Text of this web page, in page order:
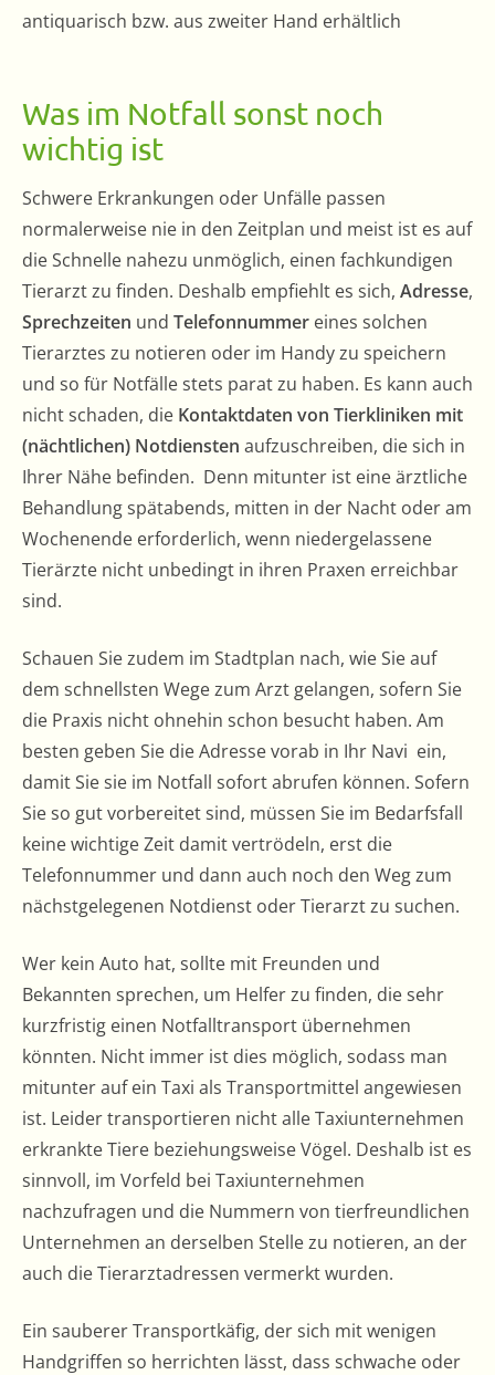
antiquarisch bzw. aus zweiter Hand erhältlich
Was im Notfall sonst noch
wichtig ist
Schwere Erkrankungen oder Unfälle passen
normalerweise nie in den Zeitplan und meist ist es auf
die Schnelle nahezu unmöglich, einen fachkundigen
Tierarzt zu finden. Deshalb empfiehlt es sich, Adresse,
Sprechzeiten und Telefonnummer eines solchen
Tierarztes zu notieren oder im Handy zu speichern
und so für Notfälle stets parat zu haben. Es kann auch
nicht schaden, die Kontaktdaten von Tierkliniken mit
(nächtlichen) Notdiensten aufzuschreiben, die sich in
Ihrer Nähe befinden. Denn mitunter ist eine ärztliche
Behandlung spätabends, mitten in der Nacht oder am
Wochenende erforderlich, wenn niedergelassene
Tierärzte nicht unbedingt in ihren Praxen erreichbar
sind.
Schauen Sie zudem im Stadtplan nach, wie Sie auf
dem schnellsten Wege zum Arzt gelangen, sofern Sie
die Praxis nicht ohnehin schon besucht haben. Am
besten geben Sie die Adresse vorab in Ihr Navi ein,
damit Sie sie im Notfall sofort abrufen können. Sofern
Sie so gut vorbereitet sind, müssen Sie im Bedarfsfall
keine wichtige Zeit damit vertrödeln, erst die
Telefonnummer und dann auch noch den Weg zum
nächstgelegenen Notdienst oder Tierarzt zu suchen.
Wer kein Auto hat, sollte mit Freunden und
Bekannten sprechen, um Helfer zu finden, die sehr
kurzfristig einen Notfalltransport übernehmen
könnten. Nicht immer ist dies möglich, sodass man
mitunter auf ein Taxi als Transportmittel angewiesen
ist. Leider transportieren nicht alle Taxiunternehmen
erkrankte Tiere beziehungsweise Vögel. Deshalb ist es
sinnvoll, im Vorfeld bei Taxiunternehmen
nachzufragen und die Nummern von tierfreundlichen
Unternehmen an derselben Stelle zu notieren, an der
auch die Tierarztadressen vermerkt wurden.
Ein sauberer Transportkäfig, der sich mit wenigen
Handgriffen so herrichten lässt, dass schwache oder